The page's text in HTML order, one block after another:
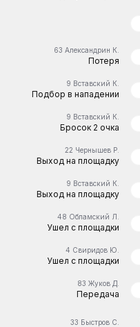
63 Александрин К.
Потеря
9 Вставский К.
Подбор в нападении
9 Вставский К.
Бросок 2 очка
22 Чернышев Р.
Выход на площадку
9 Вставский К.
Выход на площадку
48 Обламский Л.
Ушел с площадки
4 Свиридов Ю.
Ушел с площадки
83 Жуков Д.
Передача
33 Быстров С.